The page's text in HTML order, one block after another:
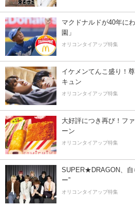
マクドナルドが40年に
園」
オリコンタイアップ特集
イケメンてんこ盛り！
キュン
オリコンタイアップ特集
大好評につき再び！フ
ーン
オリコンタイアップ特集
SUPER★DRAGON、自
ー”
オリコンタイアップ特集